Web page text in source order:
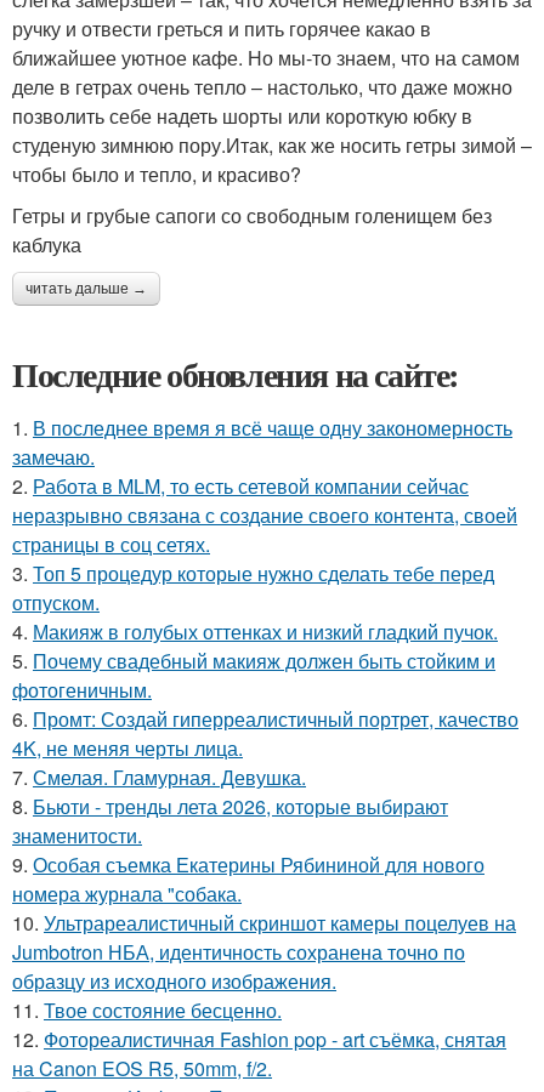
ручку и отвести греться и пить горячее какао в
ближайшее уютное кафе. Но мы-то знаем, что на самом
деле в гетрах очень тепло – настолько, что даже можно
позволить себе надеть шорты или короткую юбку в
студеную зимнюю пору.Итак, как же носить гетры зимой –
чтобы было и тепло, и красиво?
Гетры и грубые сапоги со свободным голенищем без
каблука
читать дальше →
Последние обновления на сайте:
1. В последнее время я всё чаще одну закономерность
замечаю.
2. Работа в MLM, то есть сетевой компании сейчас
неразрывно связана с создание своего контента, своей
страницы в соц сетях.
3. Топ 5 процедур которые нужно сделать тебе перед
отпуском.
4. Макияж в голубых оттенках и низкий гладкий пучок.
5. Почему свадебный макияж должен быть стойким и
фотогеничным.
6. Промт: Создай гиперреалистичный портрет, качество
4K, не меняя черты лица.
7. Смелая. Гламурная. Девушка.
8. Бьюти - тренды лета 2026, которые выбирают
знаменитости.
9. Особая съемка Екатерины Рябининой для нового
номера журнала "собака.
10. Ультрареалистичный скриншот камеры поцелуев на
Jumbotron НБА, идентичность сохранена точно по
образцу из исходного изображения.
11. Твое состояние бесценно.
12. Фотореалистичная Fashion pop - art съёмка, снятая
на Canon EOS R5, 50mm, f/2.